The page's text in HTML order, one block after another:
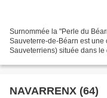
Surnommée la "Perle du
Sauveterre-de-Béarn est
Sauveterriens) située dans
NAVARRENX (64)